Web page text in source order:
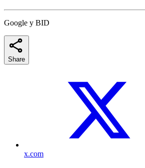
Google y BID
Share
x.com